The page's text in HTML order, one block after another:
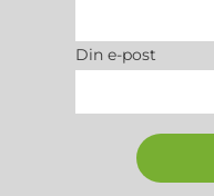
Din e-post